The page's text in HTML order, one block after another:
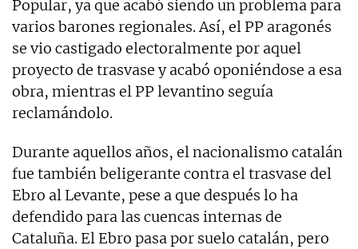
Popular, ya que acabó siendo un problema para
varios barones regionales. Así, el PP aragonés
se vio castigado electoralmente por aquel
proyecto de trasvase y acabó oponiéndose a esa
obra, mientras el PP levantino seguía
reclamándolo.
Durante aquellos años, el nacionalismo catalán
fue también beligerante contra el trasvase del
Ebro al Levante, pese a que después lo ha
defendido para las cuencas internas de
Cataluña. El Ebro pasa por suelo catalán, pero